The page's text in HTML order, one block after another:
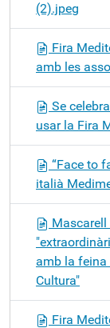
(2).jpeg
Fira
amb les
Se
usar la Fira
“Face to
italià
Mascarell
amb la feina
Cultura"
Fira